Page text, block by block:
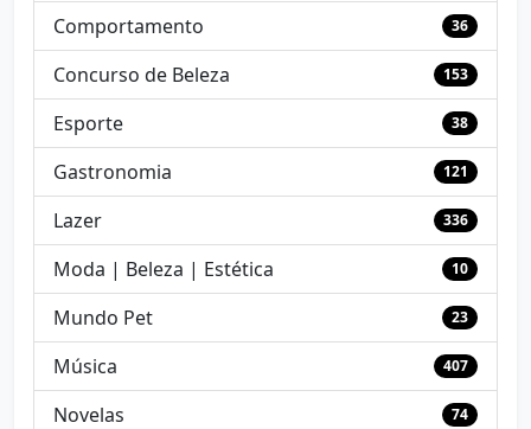
Comportamento 36
Concurso de Beleza 153
Esporte 38
Gastronomia 121
Lazer 336
Moda | Beleza | Estética 10
Mundo Pet 23
Música 407
Novelas 74